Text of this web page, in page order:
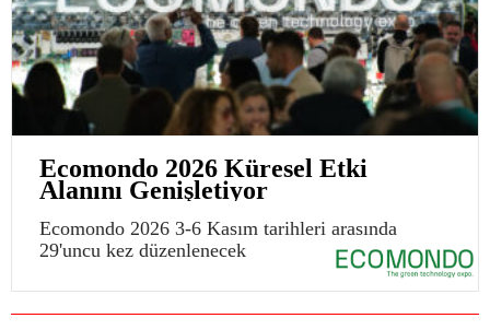
Ecomondo 2026 Küresel Etki
Alanını Genişletiyor
Ecomondo 2026 3-6 Kasım tarihleri arasında
29'uncu kez düzenlenecek